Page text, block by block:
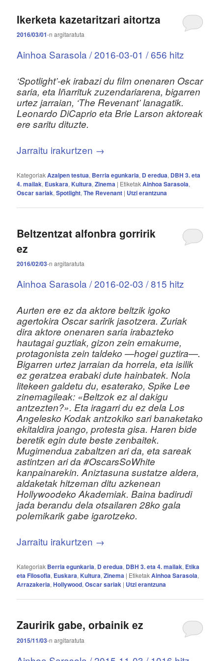
Ikerketa kazetaritzari aitortza
2016/03/01-nargitaratuta
Ainhoa Sarasola / 2016-03-01 / 656 hitz
‘Spotlight’-ek irabazi du film onenaren Oscar
saria, eta Iñarrituk zuzendariarena, bigarren
urtez jarraian, ‘The Revenant’ lanagatik.
Leonardo DiCaprio eta Brie Larson aktoreak
ere saritu dituzte.
Jarraitu irakurtzen →
KategoriakAzalpen testua, Berria egunkaria, D eredua, DBH 3. eta
4. mailak, Euskara, Kultura,Zinema | EtiketakAinhoa Sarasola,
Oscar sariak,Spotlight,The Revenant | Utzi erantzuna
Beltzentzat alfonbra gorririk
ez
2016/02/03-nargitaratuta
Ainhoa Sarasola /2016-02-03 / 815 hitz
Aurten ere ez da aktore beltzik igoko
agertokira Oscar saririk jasotzera. Zuriak
dira aktore onenaren saria irabazteko
hautagai guztiak, gizon zein emakume,
protagonista zein taldeko —hogei guztira—.
Bigarren urtez jarraian da horrela, eta isilik
ez geratzea erabaki dute hainbatek. Nola
litekeen galdetu du, esaterako, Spike Lee
zinemagileak: «Beltzok ez al dakigu
antzezten?». Eta iragarri du ez dela Los
Angelesko Kodak antzokiko sari banaketako
ekitaldira joango, protesta gisa. Haren bide
beretik egin dute beste zenbaitek.
Mugimendua zabaltzen ari da, eta sareak
astintzen ari da #OscarsSoWhite
kanpainarekin. Aniztasuna sustatze aldera,
aldaketak hitzeman ditu azkenean
Hollywoodeko Akademiak. Baina badirudi
jada berandu dela otsailaren 28ko gala
polemikarik gabe igarotzeko.
Jarraitu irakurtzen →
Kategoriak Berria egunkaria, D eredua, DBH 3. eta 4. mailak, Etika
eta Filosofia, Euskara, Kultura,Zinema | EtiketakAinhoa Sarasola,
Arrazakeria,Hollywood,Oscar sariak | Utzi erantzuna
Zauririk gabe, orbainik ez
2015/11/03-nargitaratuta